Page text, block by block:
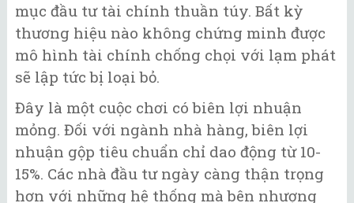
mục đầu tư tài chính thuần túy. Bất kỳ
thương hiệu nào không chứng minh được
mô hình tài chính chống chọi với lạm phát
sẽ lập tức bị loại bỏ.
Đây là một cuộc chơi có biên lợi nhuận
mỏng. Đối với ngành nhà hàng, biên lợi
nhuận gộp tiêu chuẩn chỉ dao động từ 10-
15%. Các nhà đầu tư ngày càng thận trọng
hơn với những hệ thống mà bên nhượng